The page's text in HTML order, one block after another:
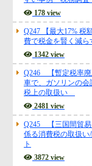
178 view
Q247 【最大17% 税
費で税金を賢く減ら
1342 view
Q246 【暫定税率
車で、ガソリンの
税上の取扱い
2481 view
Q245 【三国間貿
係る消費税の取扱
ト
3872 view